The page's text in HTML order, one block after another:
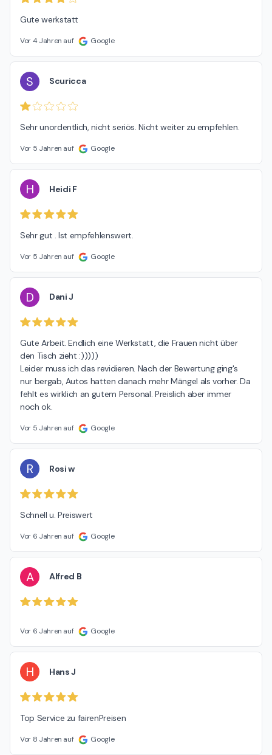
Gute werkstatt
Vor 4 Jahren auf Google
S Scuricca
Sehr unordentlich, nicht seriös. Nicht weiter zu empfehlen.
Vor 5 Jahren auf Google
H Heidi F
Sehr gut . Ist empfehlenswert.
Vor 5 Jahren auf Google
D Dani J
Gute Arbeit. Endlich eine Werkstatt, die Frauen nicht über
den Tisch zieht :)))))
Leider muss ich das revidieren. Nach der Bewertung ging's
nur bergab, Autos hatten danach mehr Mängel als vorher. Da
fehlt es wirklich an gutem Personal. Preislich aber immer
noch ok.
Vor 5 Jahren auf Google
R Rosi w
Schnell u. Preiswert
Vor 6 Jahren auf Google
A Alfred B
Vor 6 Jahren auf Google
H Hans J
Top Service zu fairenPreisen
Vor 8 Jahren auf Google